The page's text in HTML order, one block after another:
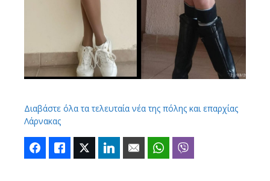
Διαβάστε όλα τα τελευταία νέα της πόλης και επαρχίας
Λάρνακας
FacebookLike Twitter LinkedIn Email WhatsApp